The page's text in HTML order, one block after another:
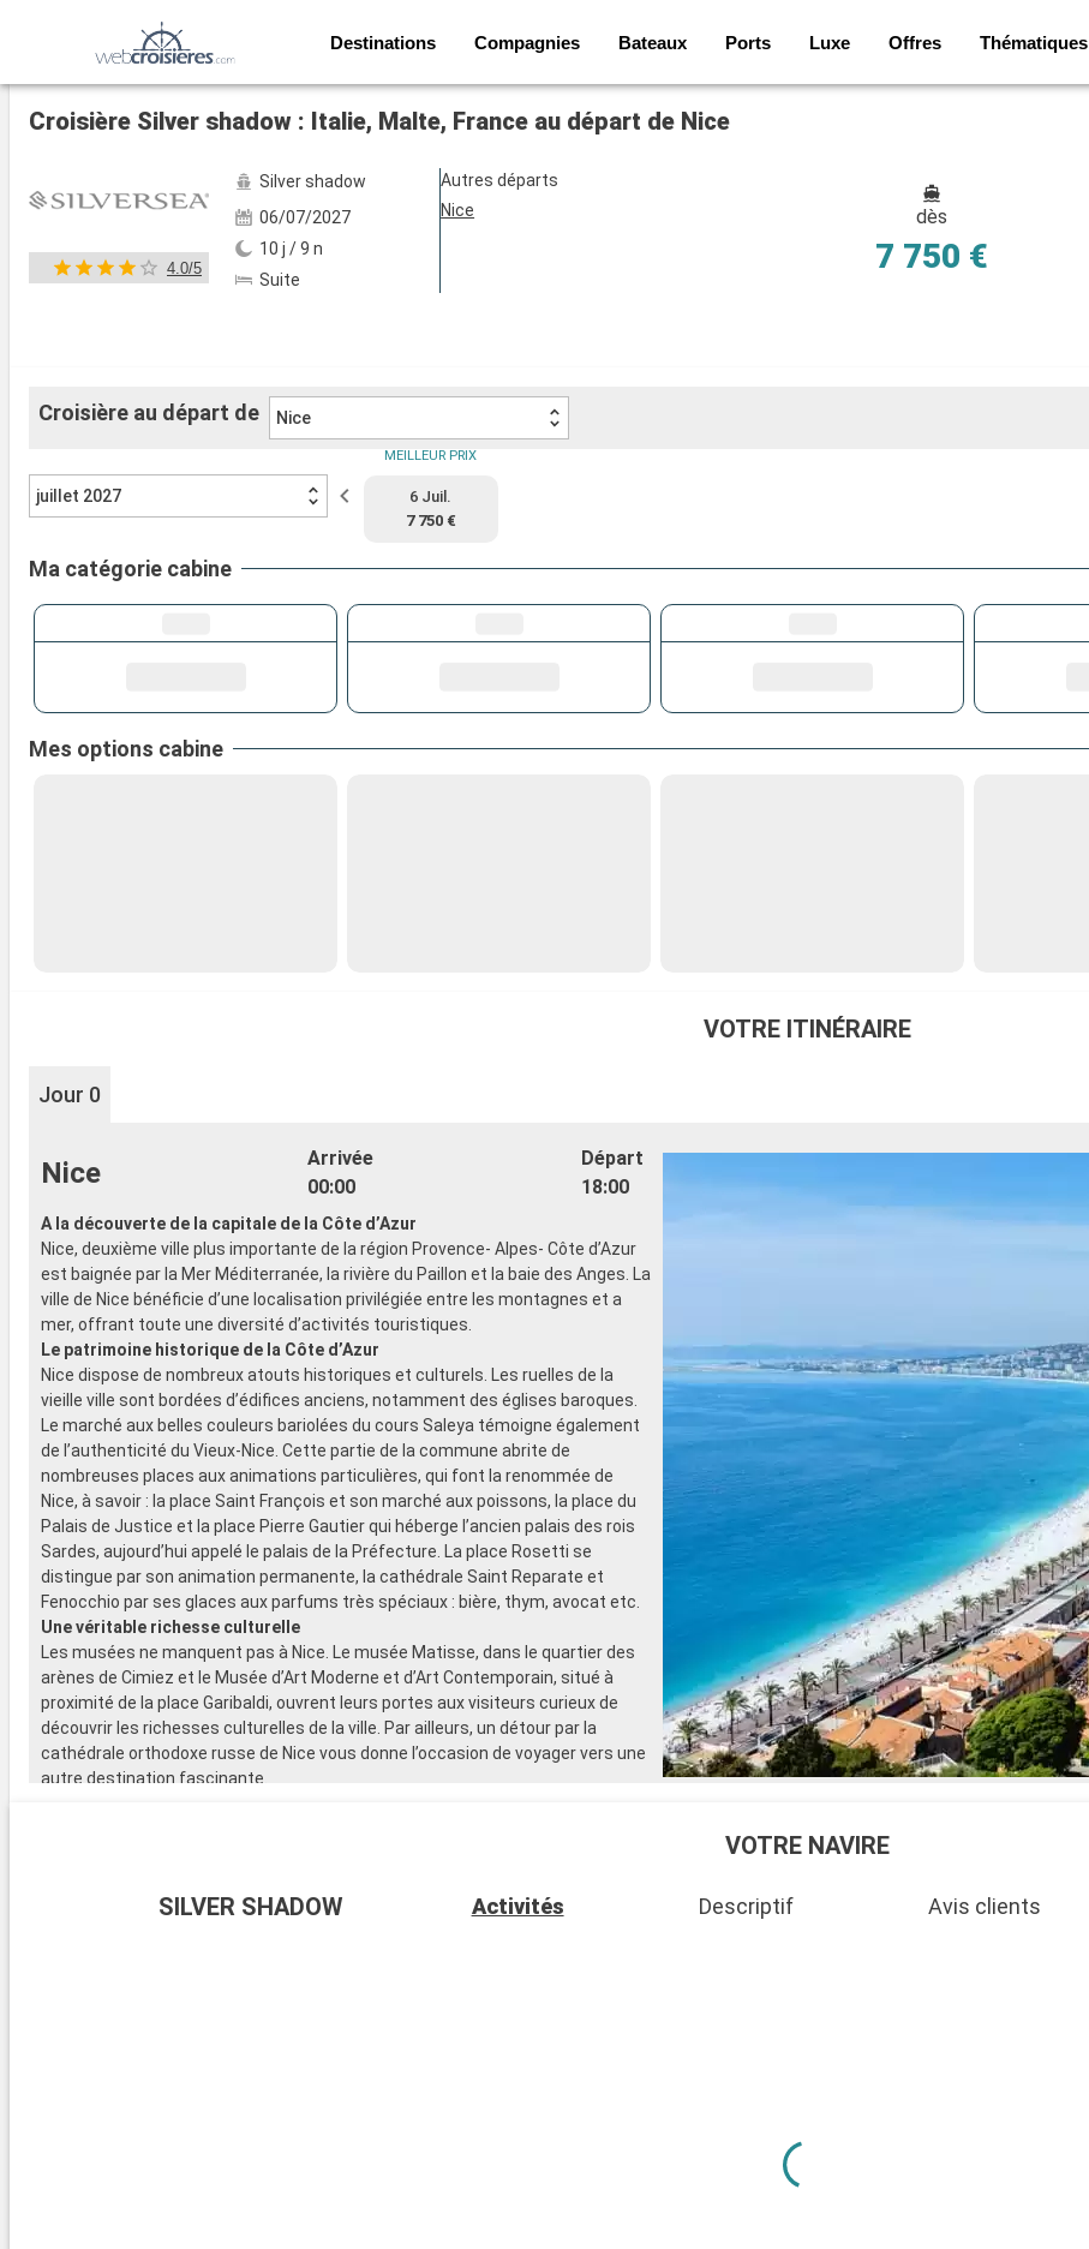
Destinations Compagnies Bateaux Ports Luxe Offres Thématiques
Voir les 51 autres photos
Croisière Silver shadow : Italie, Malte, France au départ de Nice
4.0/5
Silver shadow
06/07/2027
10 j / 9 n
Suite
Autres départs
Nice
dès
7 750 €
Croisière au départ de Nice
juillet 2027
MEILLEUR PRIX
6 Juil.
7 750 €
Ma catégorie cabine
Mes options cabine
VOTRE ITINÉRAIRE
Jour 0
Nice
Arrivée
00:00
Départ
18:00
A la découverte de la capitale de la Côte d’Azur
Nice, deuxième ville plus importante de la région Provence- Alpes- Côte d’Azur
est baignée par la Mer Méditerranée, la rivière du Paillon et la baie des Anges. La
ville de Nice bénéficie d’une localisation privilégiée entre les montagnes et a
mer, offrant toute une diversité d’activités touristiques.
Le patrimoine historique de la Côte d’Azur
Nice dispose de nombreux atouts historiques et culturels. Les ruelles de la
vieille ville sont bordées d’édifices anciens, notamment des églises baroques.
Le marché aux belles couleurs bariolées du cours Saleya témoigne également
de l’authenticité du Vieux-Nice. Cette partie de la commune abrite de
nombreuses places aux animations particulières, qui font la renommée de
Nice, à savoir : la place Saint François et son marché aux poissons, la place du
Palais de Justice et la place Pierre Gautier qui héberge l’ancien palais des rois
Sardes, aujourd’hui appelé le palais de la Préfecture. La place Rosetti se
distingue par son animation permanente, la cathédrale Saint Reparate et
Fenocchio par ses glaces aux parfums très spéciaux : bière, thym, avocat etc.
Une véritable richesse culturelle
Les musées ne manquent pas à Nice. Le musée Matisse, dans le quartier des
arènes de Cimiez et le Musée d’Art Moderne et d’Art Contemporain, situé à
proximité de la place Garibaldi, ouvrent leurs portes aux visiteurs curieux de
découvrir les richesses culturelles de la ville. Par ailleurs, un détour par la
cathédrale orthodoxe russe de Nice vous donne l’occasion de voyager vers une
autre destination fascinante.
L’endroit déploie ses plus beaux attraits le matin, à l’occasion de promenades
VOTRE NAVIRE
SILVER SHADOW Activités Descriptif Avis clients